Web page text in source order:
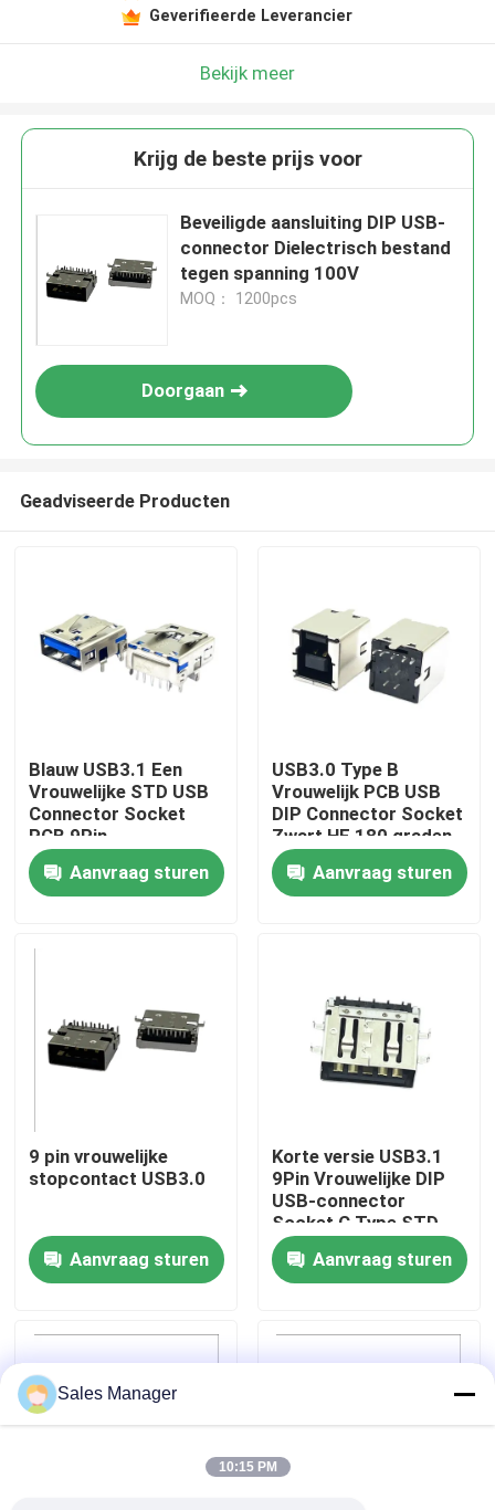
Huis
Ongeveer ons
Fabrieksreis
Kwaliteitscontrole
Verzoek om een Citaat
DIP USB-connector
USB-aansluiting
Geverifieerde Leverancier
Bekijk meer
Krijg de beste prijs voor
Beveiligde aansluiting DIP USB-
connector Dielectrisch bestand
tegen spanning 100V
MOQ： 1200pcs
Doorgaan
Geadviseerde Producten
Blauw USB3.1 Een
Vrouwelijke STD USB
Connector Socket
PCB 9Pin
Aanvraag sturen
USB3.0 Type B
Vrouwelijk PCB USB
DIP Connector Socket
Zwart HF 180 graden
T-vorm
Aanvraag sturen
9 pin vrouwelijke
stopcontact USB3.0
Aanvraag sturen
Korte versie USB3.1
9Pin Vrouwelijke DIP
USB-connector
Socket C Type STD
Aanvraag sturen
Sales Manager
10:15 PM